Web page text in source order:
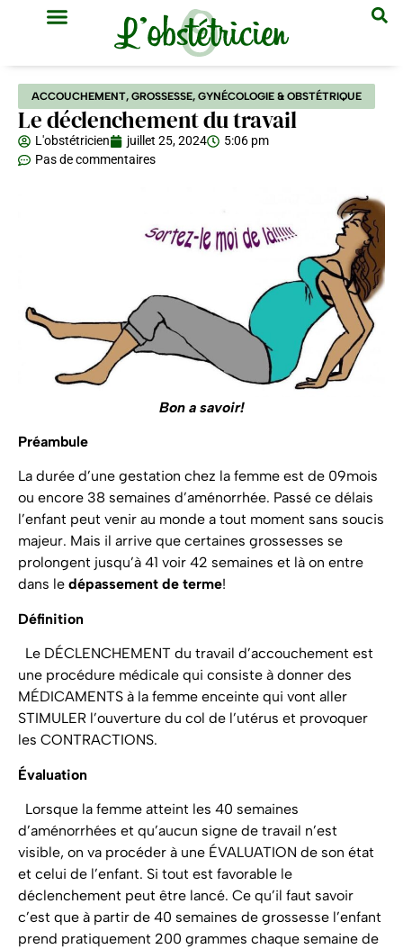
ACCOUCHEMENT, GROSSESSE, GYNÉCOLOGIE & OBSTÉTRIQUE
Le déclenchement du travail
L'obstétricien juillet 25, 2024
5:06 pm
Pas de commentaires
Bon a savoir!
Préambule
La durée d’une gestation chez la femme est de 09mois
ou encore 38 semaines d’aménorrhée. Passé ce délais
l’enfant peut venir au monde a tout moment sans soucis
majeur. Mais il arrive que certaines grossesses se
prolongent jusqu’à 41 voir 42 semaines et là on entre
dans le dépassement de terme!
Définition
Le DÉCLENCHEMENT du travail d’accouchement est
une procédure médicale qui consiste à donner des
MÉDICAMENTS à la femme enceinte qui vont aller
STIMULER l’ouverture du col de l’utérus et provoquer
les CONTRACTIONS.
Évaluation
Lorsque la femme atteint les 40 semaines
d’aménorrhées et qu’aucun signe de travail n’est
visible, on va procéder à une ÉVALUATION de son état
et celui de l’enfant. Si tout est favorable le
déclenchement peut être lancé. Ce qu’il faut savoir
c’est que à partir de 40 semaines de grossesse l’enfant
prend pratiquement 200 grammes chaque semaine de